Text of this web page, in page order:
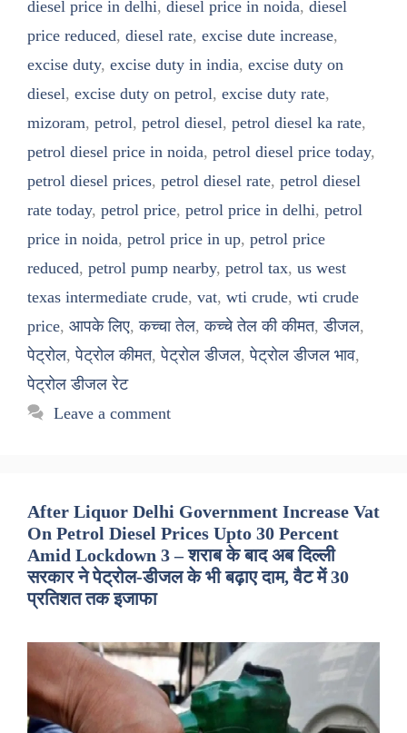
diesel price in delhi, diesel price in noida, diesel
price reduced, diesel rate, excise dute increase,
excise duty, excise duty in india, excise duty on
diesel, excise duty on petrol, excise duty rate,
mizoram, petrol, petrol diesel, petrol diesel ka rate,
petrol diesel price in noida, petrol diesel price today,
petrol diesel prices, petrol diesel rate, petrol diesel
rate today, petrol price, petrol price in delhi, petrol
price in noida, petrol price in up, petrol price
reduced, petrol pump nearby, petrol tax, us west
texas intermediate crude, vat, wti crude, wti crude
price, आपके लिए,कच्चा तेल,कच्चे तेल की कीमत,डीजल,
पेट्रोल,पेट्रोल कीमत,पेट्रोल डीजल,पेट्रोल डीजल भाव,
पेट्रोल डीजल रेट
Leave a comment
After Liquor Delhi Government Increase Vat
On Petrol Diesel Prices Upto 30 Percent
Amid Lockdown 3 – शराब के बाद अब दिल्ली
सरकार ने पेट्रोल-डीजल के भी बढ़ाए दाम, वैट में 30
प्रतिशत तक इजाफा